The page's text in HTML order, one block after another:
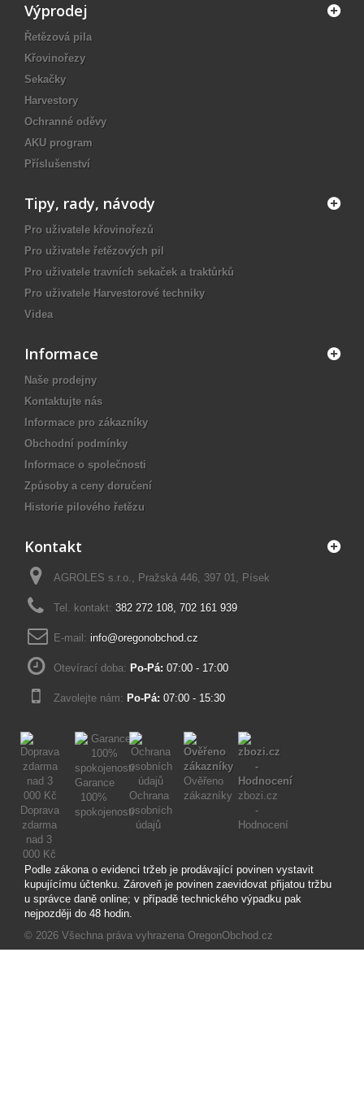
Výprodej
Řetězová pila
Křovinořezy
Sekačky
Harvestory
Ochranné oděvy
AKU program
Příslušenství
Tipy, rady, návody
Pro uživatele křovinořezů
Pro uživatele řetězových pil
Pro uživatele travních sekaček a traktůrků
Pro uživatele Harvestorové techniky
Videa
Informace
Naše prodejny
Kontaktujte nás
Informace pro zákazníky
Obchodní podmínky
Informace o společnosti
Způsoby a ceny doručení
Historie pilového řetězu
Podle zákona o evidenci tržeb je prodávající povinen vystavit
kupujícímu účtenku. Zároveň je povinen zaevidovat přijatou tržbu
u správce daně online; v případě technického výpadku pak
nejpozději do 48 hodin.
© 2026 Všechna práva vyhrazena OregonObchod.cz
Kontakt
AGROLES s.r.o., Pražská 446, 397 01, Písek
Tel. kontakt: 382 272 108, 702 161 939
E-mail: info@oregonobchod.cz
Otevírací doba: Po-Pá: 07:00 - 17:00
Zavolejte nám: Po-Pá: 07:00 - 15:30
Doprava
zdarma
nad 3
000 Kč
Garance
100%
spokojenosti
Ochrana
osobních
údajů
Ověřeno
zákazníky zbozi.cz
-
Hodnocení